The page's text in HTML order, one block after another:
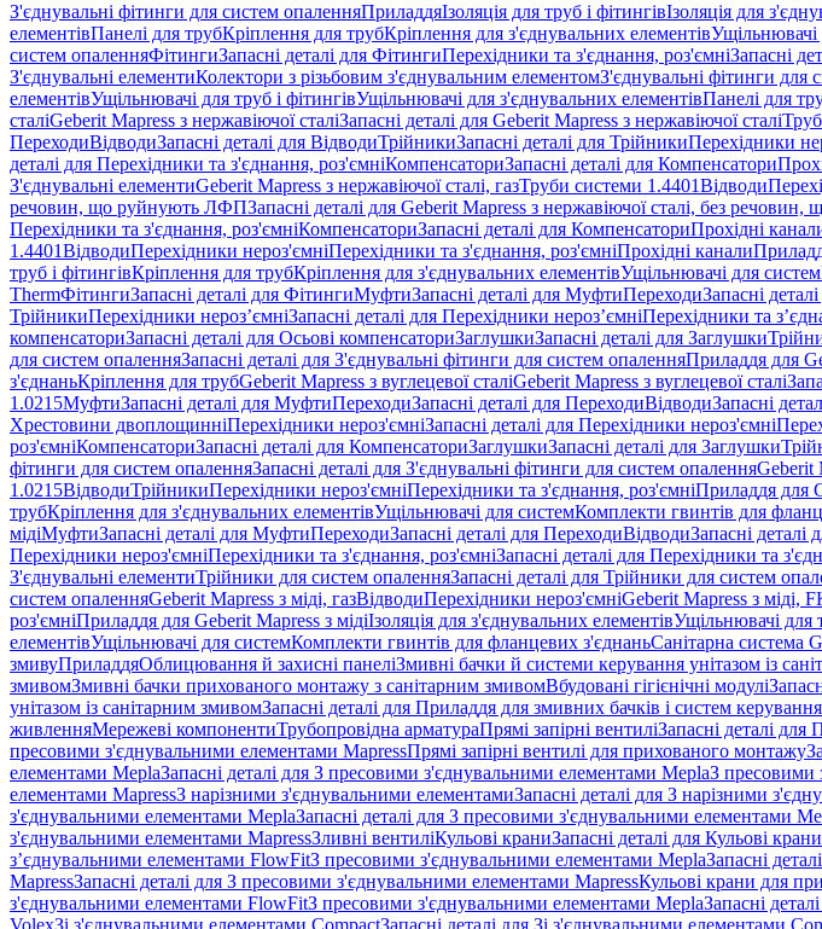
З'єднувальні фітинги для систем опаленняПриладдяІзоляція для труб і фітингівІзоляція для
елементівПанелі для трубКріплення для трубКріплення для з'єднувальних елементівУщільнювачі
систем опаленняФітингиЗапасні деталі для ФітингиПерехідники та з'єднання, роз'ємніЗапасні
З'єднувальні елементиКолектори з різьбовим з'єднувальним елементомЗ'єднувальні фітинги для
елементівУщільнювачі для труб і фітингівУщільнювачі для з'єднувальних елементівПанелі для
сталіGeberit Mapress з нержавіючої сталіЗапасні деталі для Geberit Mapress з нержавіючої сталі
ПереходиВідводиЗапасні деталі для ВідводиТрійникиЗапасні деталі для ТрійникиПерехідники
деталі для Перехідники та з'єднання, роз'ємніКомпенсаториЗапасні деталі для Компенсатори
З'єднувальні елементиGeberit Mapress з нержавіючої сталі, газТруби системи 1.4401Відводи
речовин, що руйнують ЛФПЗапасні деталі для Geberit Mapress з нержавіючої сталі, без
Перехідники та з'єднання, роз'ємніКомпенсаториЗапасні деталі для КомпенсаториПрохідні
1.4401ВідводиПерехідники нероз'ємніПерехідники та з'єднання, роз'ємніПрохідні канали
труб і фітингівКріплення для трубКріплення для з'єднувальних елементівУщільнювачі для систем
ThermФітингиЗапасні деталі для ФітингиМуфтиЗапасні деталі для МуфтиПереходиЗапасні
ТрійникиПерехідники нероз’ємніЗапасні деталі для Перехідники нероз’ємніПерехідники та
компенсаториЗапасні деталі для Осьові компенсаториЗаглушкиЗапасні деталі для Заглушки
для систем опаленняЗапасні деталі для З'єднувальні фітинги для систем опаленняПриладдя для
з'єднаньКріплення для трубGeberit Mapress з вуглецевої сталіGeberit Mapress з вуглецевої сталі
1.0215МуфтиЗапасні деталі для МуфтиПереходиЗапасні деталі для ПереходиВідводиЗапасні
Хрестовини двоплощинніПерехідники нероз'ємніЗапасні деталі для Перехідники нероз'ємні
роз'ємніКомпенсаториЗапасні деталі для КомпенсаториЗаглушкиЗапасні деталі для Заглушки
фітинги для систем опаленняЗапасні деталі для З'єднувальні фітинги для систем опаленняGeberit
1.0215ВідводиТрійникиПерехідники нероз'ємніПерехідники та з'єднання, роз'ємніПриладдя для
трубКріплення для з'єднувальних елементівУщільнювачі для системКомплекти гвинтів для
мідіМуфтиЗапасні деталі для МуфтиПереходиЗапасні деталі для ПереходиВідводиЗапасні деталі
Перехідники нероз'ємніПерехідники та з'єднання, роз'ємніЗапасні деталі для Перехідники та
З'єднувальні елементиТрійники для систем опаленняЗапасні деталі для Трійники для систем
систем опаленняGeberit Mapress з міді, газВідводиПерехідники нероз'ємніGeberit Mapress з міді,
роз'ємніПриладдя для Geberit Mapress з мідіІзоляція для з'єднувальних елементівУщільнювачі для
елементівУщільнювачі для системКомплекти гвинтів для фланцевих з'єднаньСанітарна система
змивуПриладдяОблицювання й захисні панеліЗмивні бачки й системи керування унітазом із
змивомЗмивні бачки прихованого монтажу з санітарним змивомВбудовані гігієнічні модулі
унітазом із санітарним змивомЗапасні деталі для Приладдя для змивних бачків і систем
живленняМережеві компонентиТрубопровідна арматураПрямі запірні вентиліЗапасні деталі для
пресовими з'єднувальними елементами MapressПрямі запірні вентилі для прихованого монтажу
елементами MeplaЗапасні деталі для З пресовими з'єднувальними елементами MeplaЗ пресовими
елементами MapressЗ нарізними з'єднувальними елементамиЗапасні деталі для З нарізними
з'єднувальними елементами MeplaЗапасні деталі для З пресовими з'єднувальними елементами
з'єднувальними елементами MapressЗливні вентиліКульові краниЗапасні деталі для Кульові крани
з’єднувальними елементами FlowFitЗ пресовими з'єднувальними елементами MeplaЗапасні
MapressЗапасні деталі для З пресовими з'єднувальними елементами MapressКульові крани для
з'єднувальними елементами FlowFitЗ пресовими з'єднувальними елементами MeplaЗапасні
VolexЗі з'єднувальними елементами CompactЗапасні деталі для Зі з'єднувальними елементами